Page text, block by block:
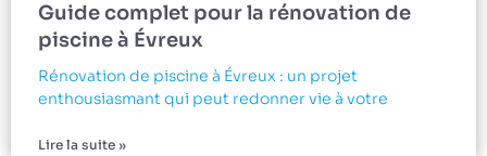
Guide complet pour la rénovation de
piscine à Évreux
Rénovation de piscine à Évreux : un projet
enthousiasmant qui peut redonner vie à votre
Lire la suite »